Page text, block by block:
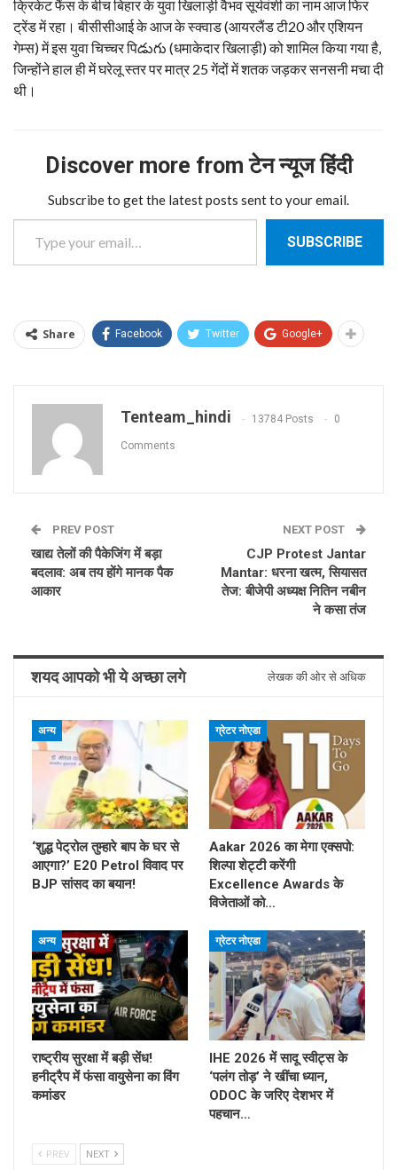
​क्रिकेट फैंस के बीच बिहार के युवा खिलाड़ी वैभव सूर्यवंशी का नाम आज फिर
ट्रेंड में रहा। बीसीसीआई के आज के स्क्वाड (आयरलैंड टी20 और एशियन
गेम्स) में इस युवा चिच्चर पिడుగు (धमाकेदार खिलाड़ी) को शामिल किया गया है,
जिन्होंने हाल ही में घरेलू स्तर पर मात्र 25 गेंदों में शतक जड़कर सनसनी मचा दी
थी।
Discover more from टेन न्यूज हिंदी
Subscribe to get the latest posts sent to your email.
Type your email…
SUBSCRIBE
Share Facebook Twitter Google+
Tenteam_hindi 13784 Posts 0
Comments
PREV POST
खाद्य तेलों की पैकेजिंग में बड़ा
बदलाव: अब तय होंगे मानक पैक
आकार
NEXT POST
CJP Protest Jantar
Mantar: धरना खत्म, सियासत
तेज: बीजेपी अध्यक्ष नितिन नबीन
ने कसा तंज
शयद आपको भी ये अच्छा लगे लेखक की ओर से अधिक
अन्य
‘शुद्ध पेट्रोल तुम्हारे बाप के घर से
आएगा?’ E20 Petrol विवाद पर
BJP सांसद का बयान!
ग्रेटर नोएडा
Aakar 2026 का मेगा एक्सपो:
शिल्पा शेट्टी करेंगी
Excellence Awards के
विजेताओं को…
अन्य
राष्ट्रीय सुरक्षा में बड़ी सेंध!
हनीट्रैप में फंसा वायुसेना का विंग
कमांडर
ग्रेटर नोएडा
IHE 2026 में सादू स्वीट्स के
‘पलंग तोड़’ ने खींचा ध्यान,
ODOC के जरिए देशभर में
पहचान…
PREV NEXT